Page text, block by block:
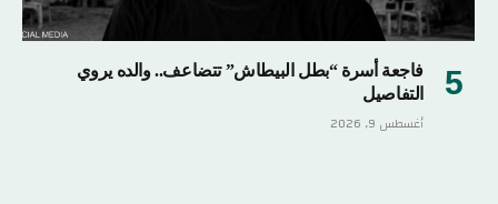
فاجعة أسرة “بطل البيطاش” تتضاعف.. والده يروي
التفاصيل
أغسطس 9, 2026